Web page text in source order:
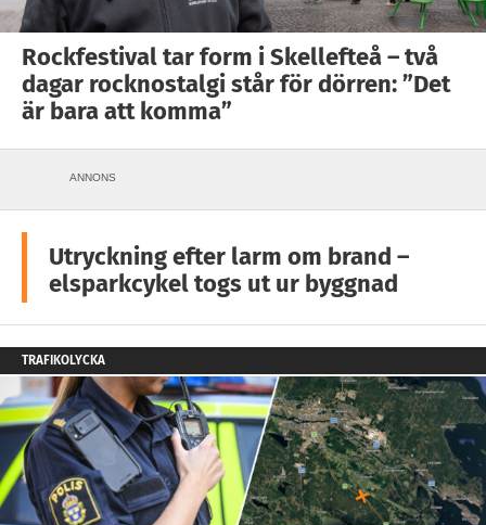
Rockfestival tar form i Skellefteå – två
dagar rocknostalgi står för dörren: ”Det
är bara att komma”
ANNONS
Utryckning efter larm om brand –
elsparkcykel togs ut ur byggnad
TRAFIKOLYCKA